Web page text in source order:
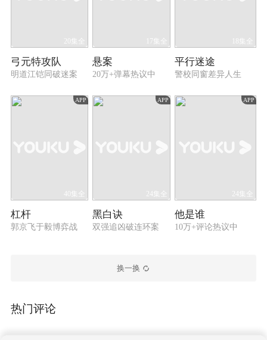
20集全
弓元特攻队
明道江铠同破迷案
17集全
悬案
20万+弹幕热议中
18集全
平行迷途
警校同窗差异人生
APP
40集全
杠杆
郭京飞于毅博弈战
APP
24集全
黑白诀
双强追凶破连环案
APP
24集全
他是谁
10万+评论热议中
换一换
热门评论